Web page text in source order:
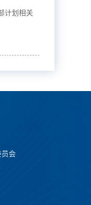
计划相关
员会